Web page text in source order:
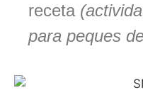
receta
para peques